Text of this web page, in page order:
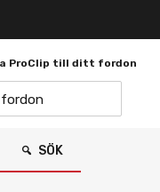
ProClip till ditt fordon
fordon
SÖK